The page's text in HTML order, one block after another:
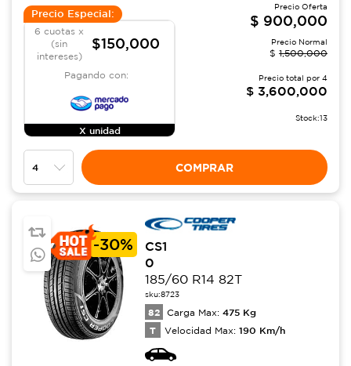
Precio Especial:
6 cuotas x
(sin
intereses)
$150,000
Pagando con:
X unidad
Precio Oferta
$ 900,000
Precio Normal
$ 1,500,000
Precio total por 4
$ 3,600,000
Stock:13
COMPRAR
-30%
CS1
0
185/60 R14 82T
sku:8723
82 Carga Max: 475 Kg
T Velocidad Max: 190 Km/h